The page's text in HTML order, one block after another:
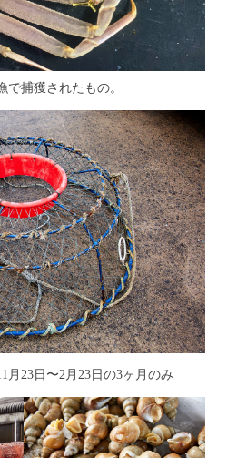
で捕獲されたもの。
月23日〜2月23日の3ヶ月のみ